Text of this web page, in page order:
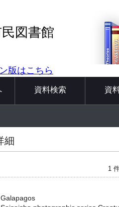
図書館
版はこちら
資料検索 資
細
1
Galapagos